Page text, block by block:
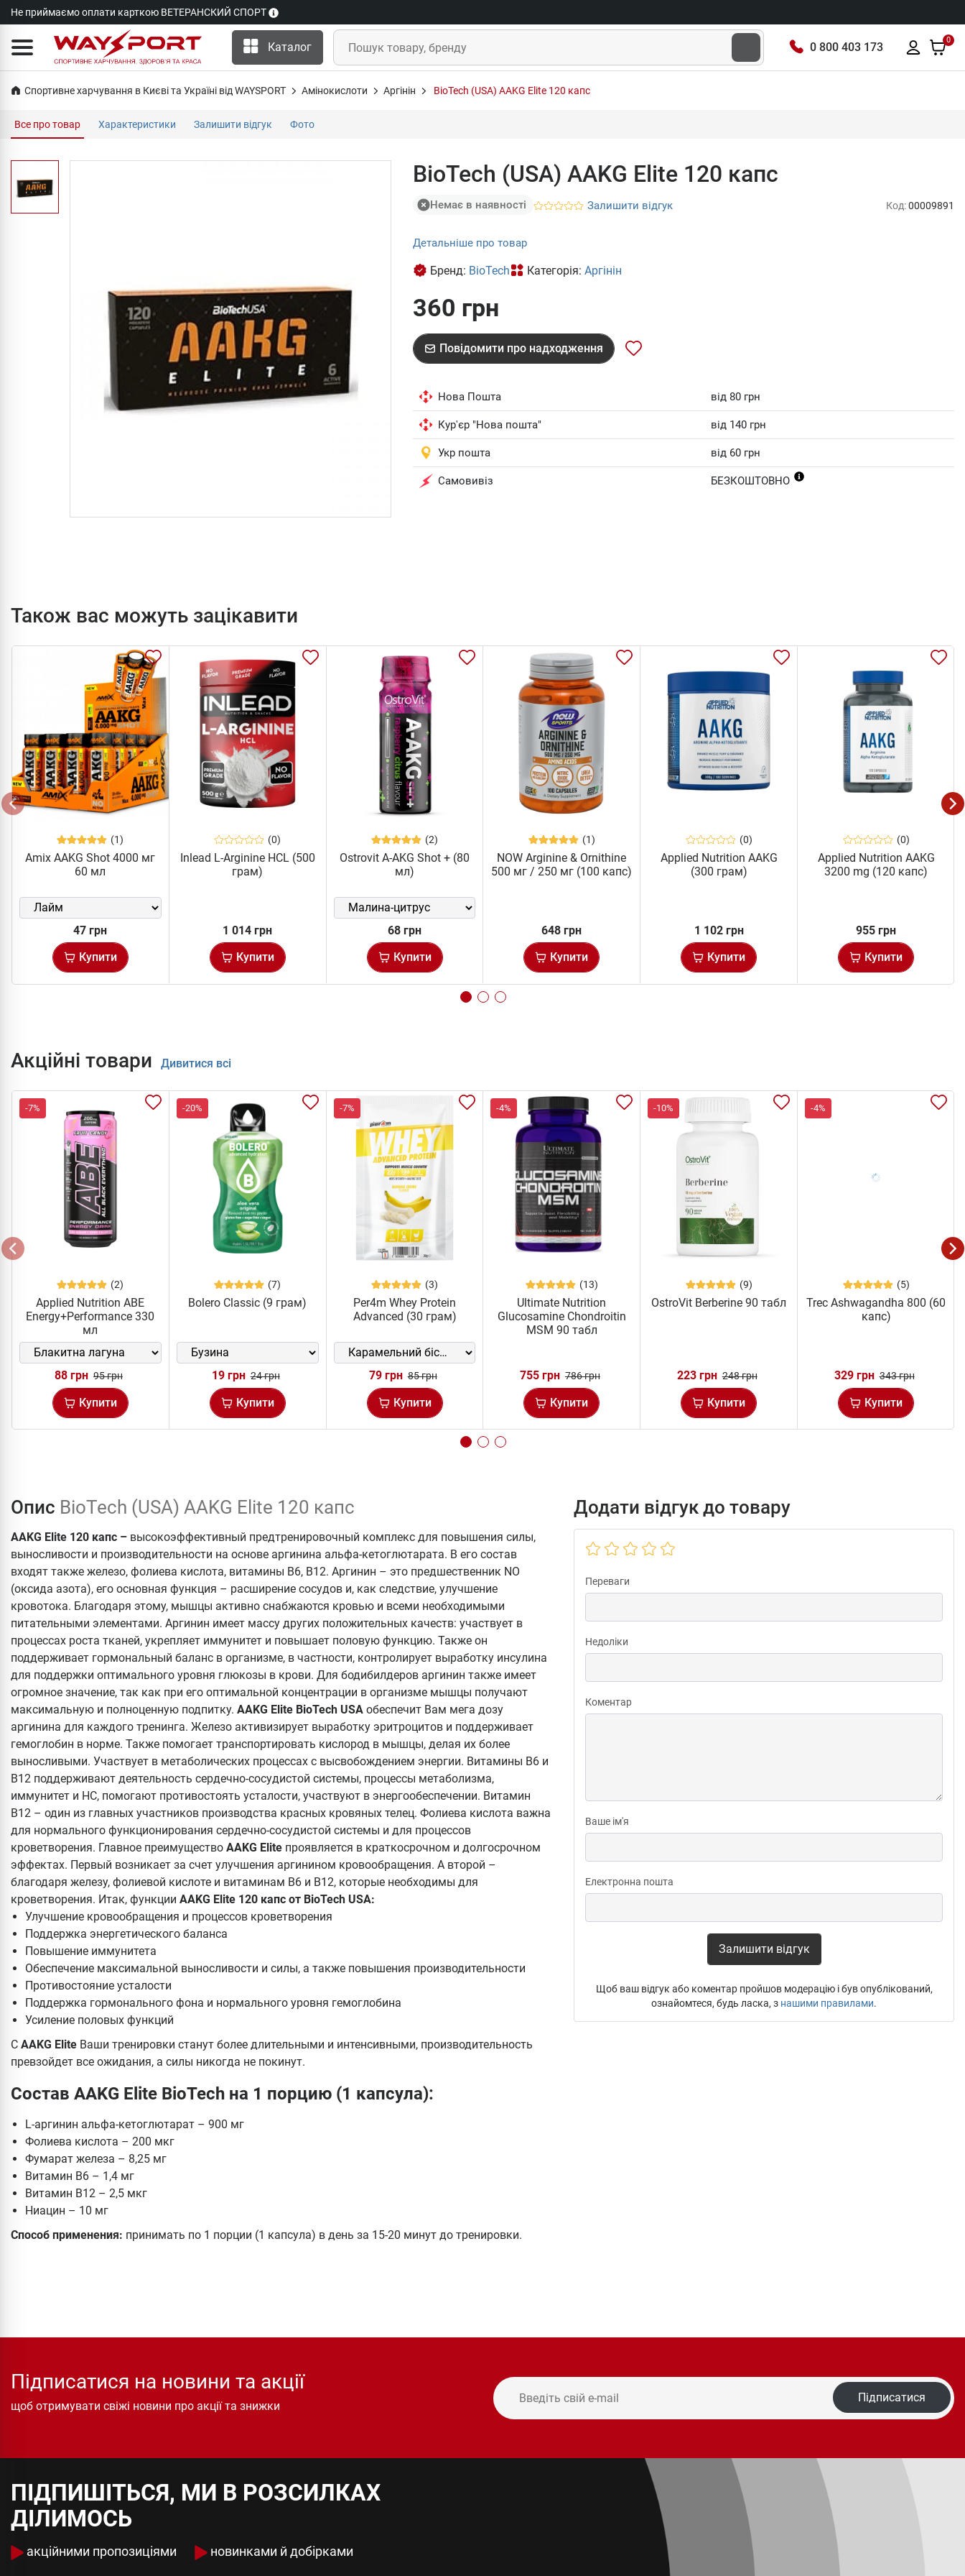
Не приймаємо оплати карткою ВЕТЕРАНСКИЙ СПОРТ
Каталог 0 800 403 173
0
Спортивне харчування в Києві та Україні від WAYSPORT Амінокислоти Аргінін BioTech (USA) AAKG Elite 120 капс
Все про товар Характеристики Залишити відгук Фото
BioTech (USA) AAKG Elite 120 капс
Немає в наявності Залишити відгук Код:00009891
Детальніше про товар
Бренд: BioTech Категорія: Аргінін
360 грн
Повідомити про надходження
Нова Пошта від 80 грн
Кур'єр "Нова пошта" від 140 грн
Укр пошта від 60 грн
Самовивіз БЕЗКОШТОВНО
Також вас можуть зацікавити
(1)
Amix AAKG Shot 4000 мг
60 мл
47 грн
Купити
(0)
Inlead L-Arginine HCL (500
грам)
1 014 грн
Купити
(2)
Ostrovit A-AKG Shot + (80
мл)
68 грн
Купити
(1)
NOW Arginine & Ornithine
500 мг / 250 мг (100 капс)
648 грн
Купити
(0)
Applied Nutrition AAKG
(300 грам)
1 102 грн
Купити
(0)
Applied Nutrition AAKG
3200 mg (120 капс)
955 грн
Купити
Акційні товари Дивитися всі
-7%
(2)
Applied Nutrition ABE
Energy+Performance 330
мл
88 грн 95 грн
Купити
-20%
(7)
Bolero Classic (9 грам)
19 грн 24 грн
Купити
-7%
(3)
Per4m Whey Protein
Advanced (30 грам)
79 грн 85 грн
Купити
-4%
(13)
Ultimate Nutrition
Glucosamine Chondroitin
MSM 90 табл
755 грн 786 грн
Купити
-10%
(9)
OstroVit Berberine 90 табл
223 грн 248 грн
Купити
-4%
(5)
Trec Ashwagandha 800 (60
капс)
329 грн 343 грн
Купити
Опис BioTech (USA) AAKG Elite 120 капс
AAKG Elite 120 капс – высокоэффективный предтренировочный комплекс для повышения силы,
выносливости и производительности на основе аргинина альфа-кетоглютарата. В его состав
входят также железо, фолиева кислота, витамины В6, В12. Аргинин – это предшественник NO
(оксида азота), его основная функция – расширение сосудов и, как следствие, улучшение
кровотока. Благодаря этому, мышцы активно снабжаются кровью и всеми необходимыми
питательными элементами. Аргинин имеет массу других положительных качеств: участвует в
процессах роста тканей, укрепляет иммунитет и повышает половую функцию. Также он
поддерживает гормональный баланс в организме, в частности, контролирует выработку инсулина
для поддержки оптимального уровня глюкозы в крови. Для бодибилдеров аргинин также имеет
огромное значение, так как при его оптимальной концентрации в организме мышцы получают
максимальную и полноценную подпитку. AAKG Elite BioTech USA обеспечит Вам мега дозу
аргинина для каждого тренинга. Железо активизирует выработку эритроцитов и поддерживает
гемоглобин в норме. Также помогает транспортировать кислород в мышцы, делая их более
выносливыми. Участвует в метаболических процессах с высвобождением энергии. Витамины В6 и
В12 поддерживают деятельность сердечно-сосудистой системы, процессы метаболизма,
иммунитет и НС, помогают противостоять усталости, участвуют в энергообеспечении. Витамин
В12 – один из главных участников производства красных кровяных телец. Фолиева кислота важна
для нормального функционирования сердечно-сосудистой системы и для процессов
кроветворения. Главное преимущество AAKG Elite проявляется в краткосрочном и долгосрочном
эффектах. Первый возникает за счет улучшения аргинином кровообращения. А второй –
благодаря железу, фолиевой кислоте и витаминам В6 и В12, которые необходимы для
кроветворения. Итак, функции AAKG Elite 120 капс от BioTech USA:
Улучшение кровообращения и процессов кроветворения
Поддержка энергетического баланса
Повышение иммунитета
Обеспечение максимальной выносливости и силы, а также повышения производительности
Противостояние усталости
Поддержка гормонального фона и нормального уровня гемоглобина
Усиление половых функций
С AAKG Elite Ваши тренировки станут более длительными и интенсивными, производительность
превзойдет все ожидания, а силы никогда не покинут.
Состав AAKG Elite BioTech на 1 порцию (1 капсула):
L-аргинин альфа-кетоглютарат – 900 мг
Фолиева кислота – 200 мкг
Фумарат железа – 8,25 мг
Витамин В6 – 1,4 мг
Витамин B12 – 2,5 мкг
Ниацин – 10 мг
Способ применения: принимать по 1 порции (1 капсула) в день за 15-20 минут до тренировки.
Додати відгук до товару
Переваги
Недоліки
Коментар
Ваше ім'я
Електронна пошта
Залишити відгук
Щоб ваш відгук або коментар пройшов модерацію і був опублікований,
ознайомтеся, будь ласка, з нашими правилами.
Підписатися на новини та акції
щоб отримувати свіжі новини про акції та знижки
Підписатися
ПІДПИШІТЬСЯ, МИ В РОЗСИЛКАХ
ДІЛИМОСЬ
акційними пропозиціями новинками й добірками